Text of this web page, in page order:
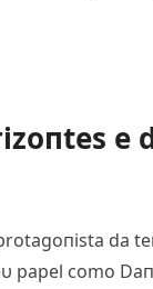
e
da
papel como